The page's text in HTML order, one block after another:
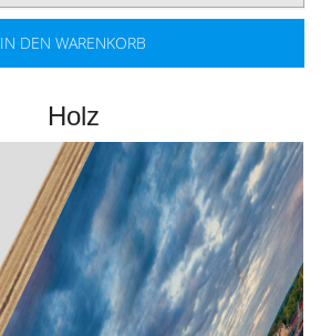
IN DEN WARENKORB
Holz